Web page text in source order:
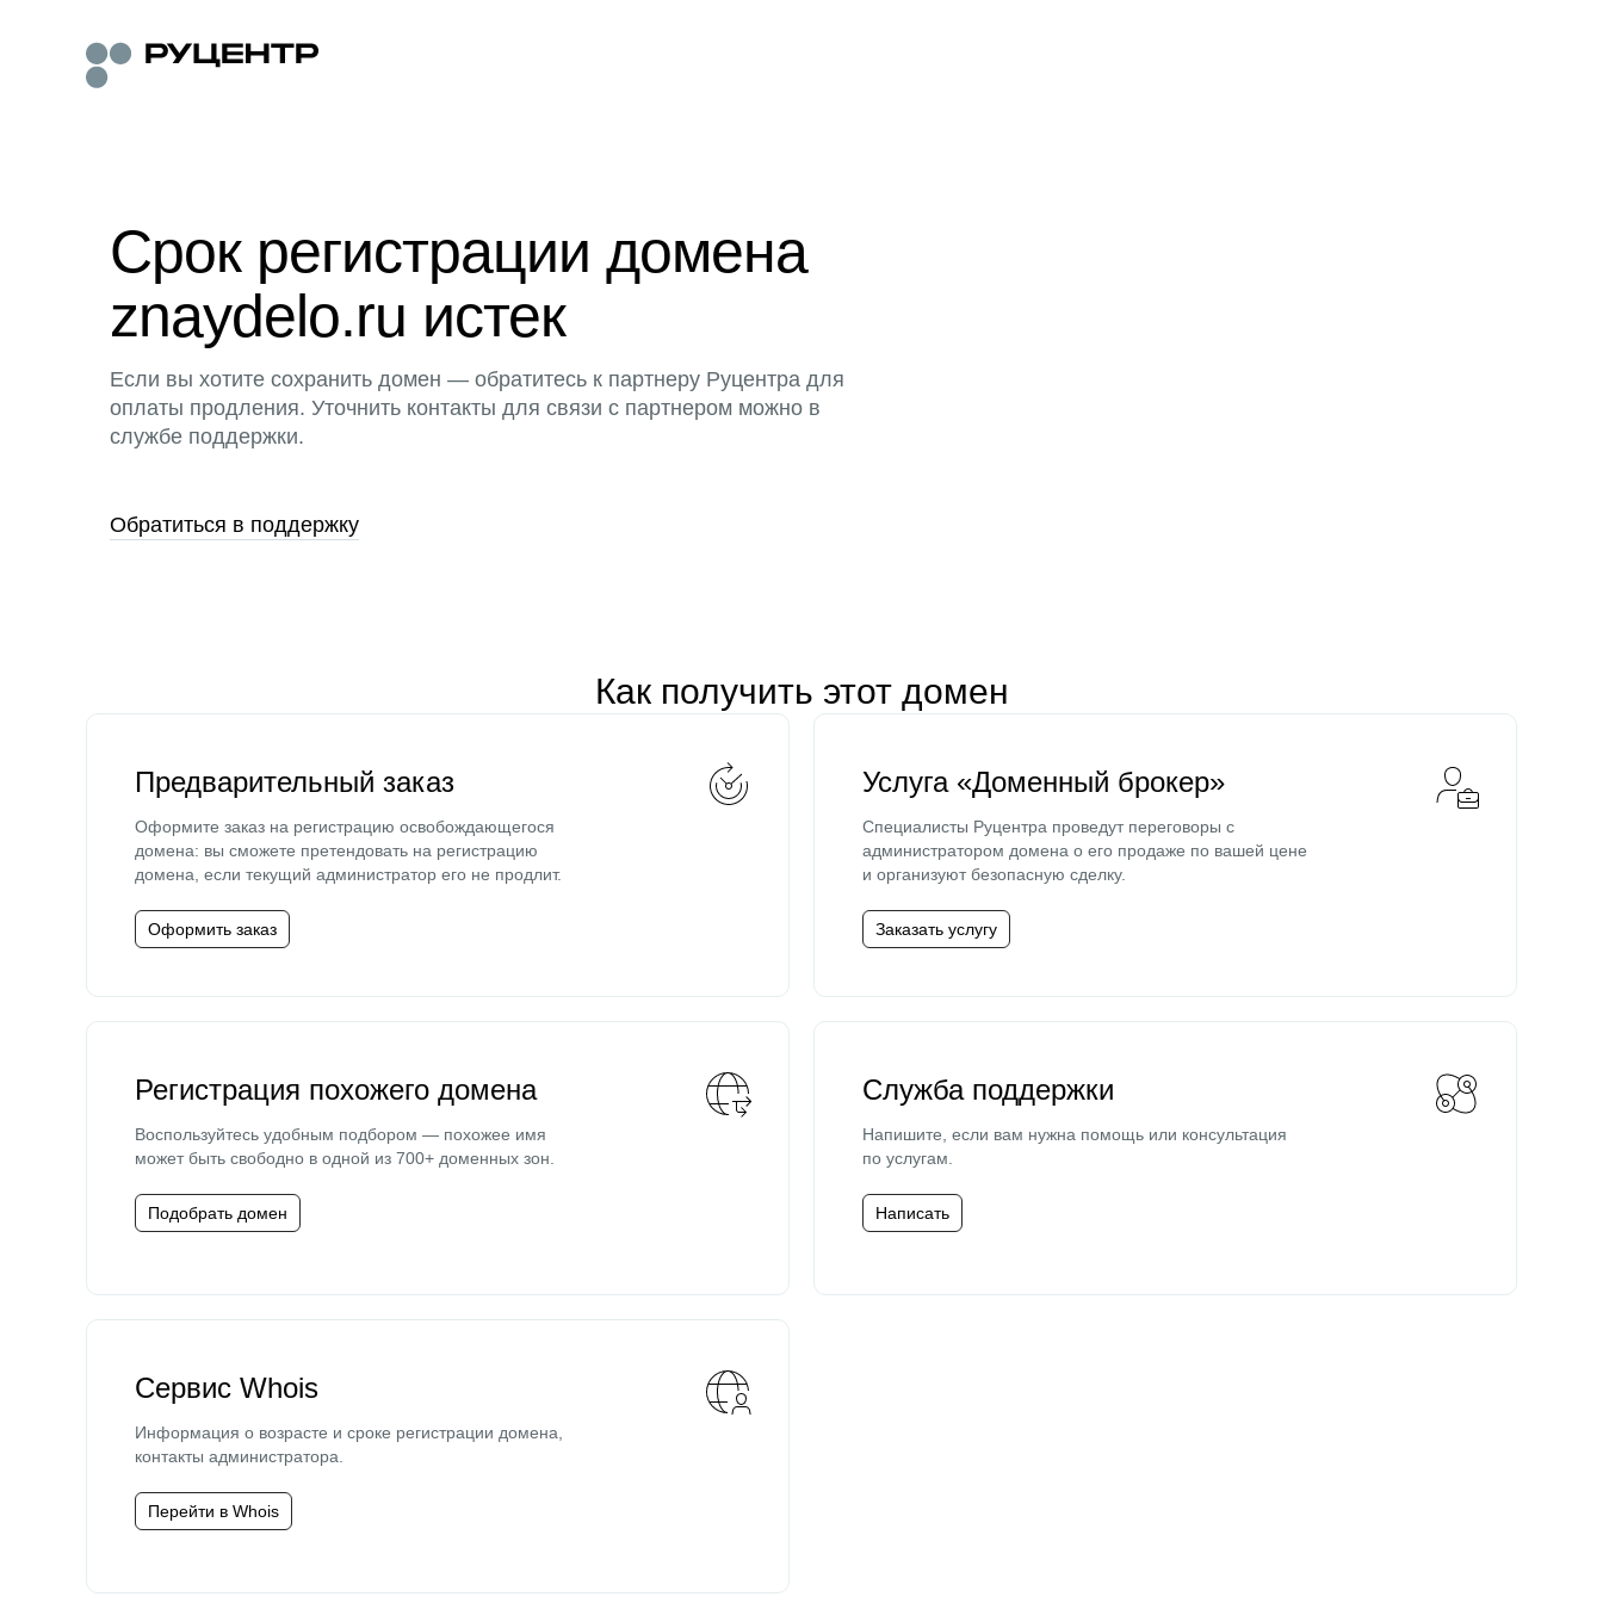
Срок регистрации домена
znaydelo.ru истек
Если вы хотите сохранить домен — обратитесь к партнеру Руцентра для
оплаты продления. Уточнить контакты для связи с партнером можно в
службе поддержки.
Обратиться в поддержку
Как получить этот домен
Предварительный заказ
Оформите заказ на регистрацию освобождающегося
домена: вы сможете претендовать на регистрацию
домена, если текущий администратор его не продлит.
Оформить заказ
Услуга «Доменный брокер»
Специалисты Руцентра проведут переговоры с
администратором домена о его продаже по вашей цене
и организуют безопасную сделку.
Заказать услугу
Регистрация похожего домена
Воспользуйтесь удобным подбором — похожее имя
может быть свободно в одной из 700+ доменных зон.
Подобрать домен
Служба поддержки
Напишите, если вам нужна помощь или консультация
по услугам.
Написать
Сервис Whois
Информация о возрасте и сроке регистрации домена,
контакты администратора.
Перейти в Whois